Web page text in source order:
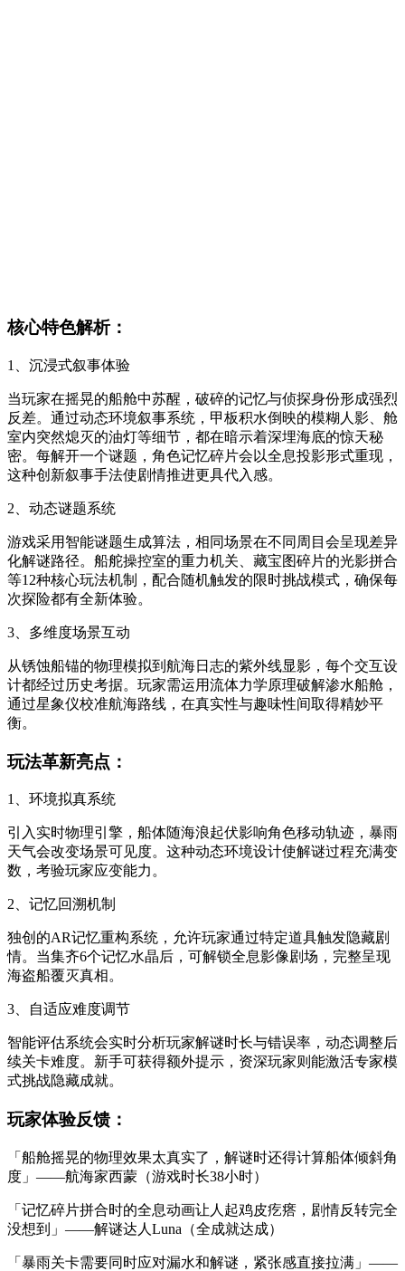
核心特色解析：
1、沉浸式叙事体验
当玩家在摇晃的船舱中苏醒，破碎的记忆与侦探身份形成强烈
反差。通过动态环境叙事系统，甲板积水倒映的模糊人影、舱
室内突然熄灭的油灯等细节，都在暗示着深埋海底的惊天秘
密。每解开一个谜题，角色记忆碎片会以全息投影形式重现，
这种创新叙事手法使剧情推进更具代入感。
2、动态谜题系统
游戏采用智能谜题生成算法，相同场景在不同周目会呈现差异
化解谜路径。船舵操控室的重力机关、藏宝图碎片的光影拼合
等12种核心玩法机制，配合随机触发的限时挑战模式，确保每
次探险都有全新体验。
3、多维度场景互动
从锈蚀船锚的物理模拟到航海日志的紫外线显影，每个交互设
计都经过历史考据。玩家需运用流体力学原理破解渗水船舱，
通过星象仪校准航海路线，在真实性与趣味性间取得精妙平
衡。
玩法革新亮点：
1、环境拟真系统
引入实时物理引擎，船体随海浪起伏影响角色移动轨迹，暴雨
天气会改变场景可见度。这种动态环境设计使解谜过程充满变
数，考验玩家应变能力。
2、记忆回溯机制
独创的AR记忆重构系统，允许玩家通过特定道具触发隐藏剧
情。当集齐6个记忆水晶后，可解锁全息影像剧场，完整呈现
海盗船覆灭真相。
3、自适应难度调节
智能评估系统会实时分析玩家解谜时长与错误率，动态调整后
续关卡难度。新手可获得额外提示，资深玩家则能激活专家模
式挑战隐藏成就。
玩家体验反馈：
「船舱摇晃的物理效果太真实了，解谜时还得计算船体倾斜角
度」——航海家西蒙（游戏时长38小时）
「记忆碎片拼合时的全息动画让人起鸡皮疙瘩，剧情反转完全
没想到」——解谜达人Luna（全成就达成）
「暴雨关卡需要同时应对漏水和解谜，紧张感直接拉满」——